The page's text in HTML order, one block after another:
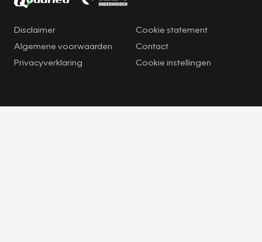
Disclaimer
Algemene voorwaarden
Privacyverklaring
Cookie statement
Contact
Cookie instellingen